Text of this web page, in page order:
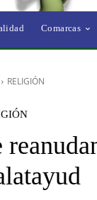
Comarcas
RELIGIÓN